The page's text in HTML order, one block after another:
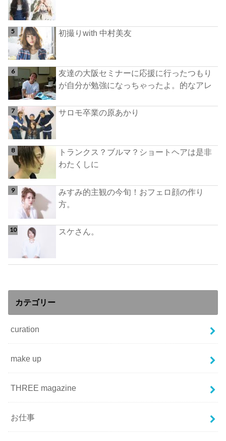
初撮りwith 中村美友
友達の大阪セミナーに応援に行ったつもり
が自分が勉強になっちゃったよ。的なアレ
サロモ卒業の原あかり
トランクス？ブルマ？ショートヘアは是非
わたくしに
みすみ的主観の今旬！おフェロ顔の作り
方。
スケさん。
カテゴリー
curation
make up
THREE magazine
お仕事